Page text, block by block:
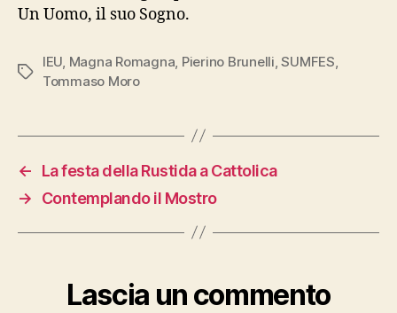
Un Uomo, il suo Sogno.
Tag
IEU Magna Romagna Pierino Brunelli ,SUMFES
Tommaso Moro
←
La festa della Rustida a Cattolica
→
Contemplando il Mostro
Lascia un commento